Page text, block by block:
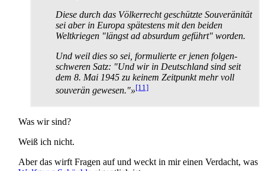
Diese durch das Völkerrecht geschützte Souveränität
sei aber in Europa spätestens mit den beiden
Weltkriegen "längst ad absurdum geführt" worden.
Und weil dies so sei, formulierte er jenen folgen­
schweren Satz: "Und wir in Deutschland sind seit
dem 8. Mai 1945 zu keinem Zeitpunkt mehr voll
souverän gewesen."»[11]
Was wir sind?
Weiß ich nicht.
Aber das wirft Fragen auf und weckt in mir einen Verdacht, was